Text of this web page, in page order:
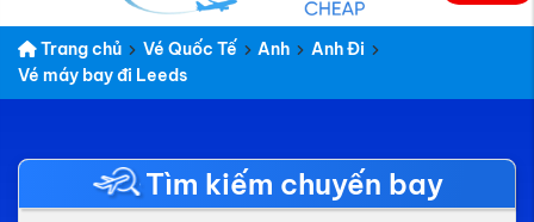
Trang chủ Vé Quốc Tế Anh
Anh Đi
Vé máy bay đi Leeds
Tìm kiếm chuyến bay